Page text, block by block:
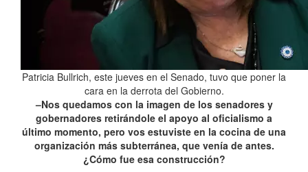
Patricia Bullrich, este jueves en el Senado, tuvo que poner la
cara en la derrota del Gobierno.
–Nos quedamos con la imagen de los senadores y
gobernadores retirándole el apoyo al oficialismo a
último momento, pero vos estuviste en la cocina de una
organización más subterránea, que venía de antes.
¿Cómo fue esa construcción?